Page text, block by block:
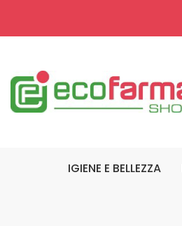
IGIENE E BELLEZZA